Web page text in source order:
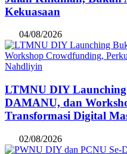
Kekuasaan
04/08/2026
Nahdliyin
LTMNU DIY
DAMANU, dan
Transformasi Digital
02/08/2026